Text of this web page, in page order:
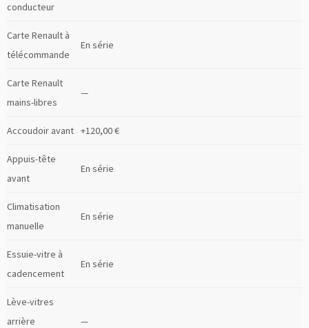
conducteur
Carte Renault à
télécommande
En série
Carte Renault
mains-libres
—
Accoudoir avant +120,00 €
Appuis-tête
avant
En série
Climatisation
manuelle
En série
Essuie-vitre à
cadencement
En série
Lève-vitres
arrière
—